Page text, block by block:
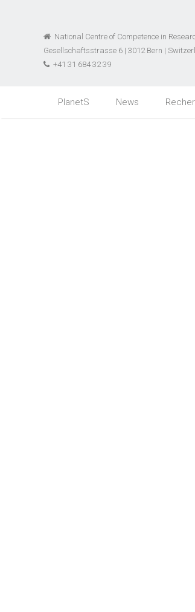
National Centre of Competence in
Gesellschaftsstrasse 6 | 3012 Bern |
+41 31 684 32 39
PlanetS News